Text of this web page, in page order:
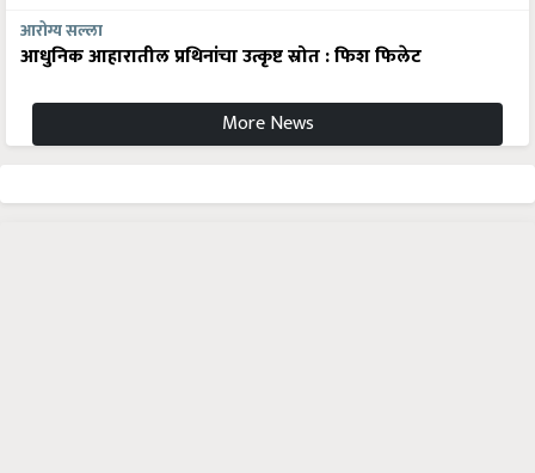
आरोग्य सल्ला
आधुनिक आहारातील प्रथिनांचा उत्कृष्ट स्रोत : फिश फिलेट
More News